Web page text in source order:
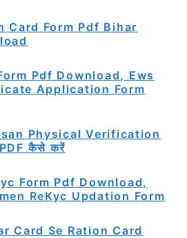
Card Form Pdf Bihar
Pdf Download, Ews
Application Form
Physical Verification
कैसे करें
Form Pdf Download,
ReKyc Updation Form
Card Se Ration Card